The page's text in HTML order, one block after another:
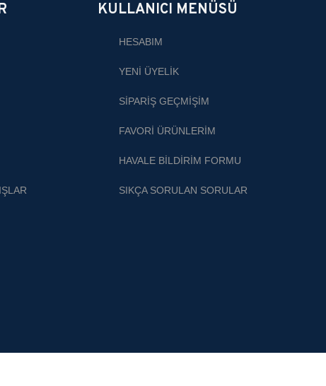
KULLANICI MENÜSÜ
HESABIM
YENİ ÜYELİK
SİPARİŞ GEÇMİŞİM
FAVORİ ÜRÜNLERİM
HAVALE BİLDİRİM FORMU
SIKÇA SORULAN SORULAR